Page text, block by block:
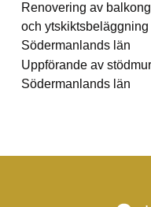
Renovering av
och
Södermanlands län
Uppförande av
Södermanlands län